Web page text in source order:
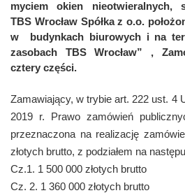
myciem okien nieotwieralnych,
TBS Wrocław Spółka z o.o.
w budynkach biurowych i na
zasobach TBS Wrocław” ,
cztery części.
Zamawiający, w trybie art. 222 ust. 4
2019 r. Prawo zamówień
przeznaczona na realizację
złotych brutto, z podziałem na
Cz.1. 1 500 000 złotych brutto
Cz. 2. 1 360 000 złotych brutto